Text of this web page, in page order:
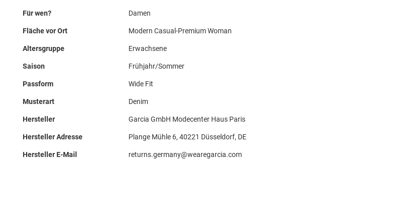
Für wen? Damen
Fläche vor Ort Modern Casual-Premium Woman
Altersgruppe Erwachsene
Saison Frühjahr/Sommer
Passform Wide Fit
Musterart Denim
Hersteller Garcia GmbH Modecenter Haus Paris
Hersteller Adresse Plange Mühle 6, 40221 Düsseldorf, DE
Hersteller E-Mail returns.germany@wearegarcia.com